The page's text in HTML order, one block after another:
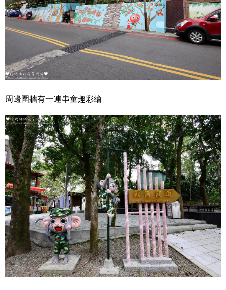
周邊圍牆有一連串童趣彩繪